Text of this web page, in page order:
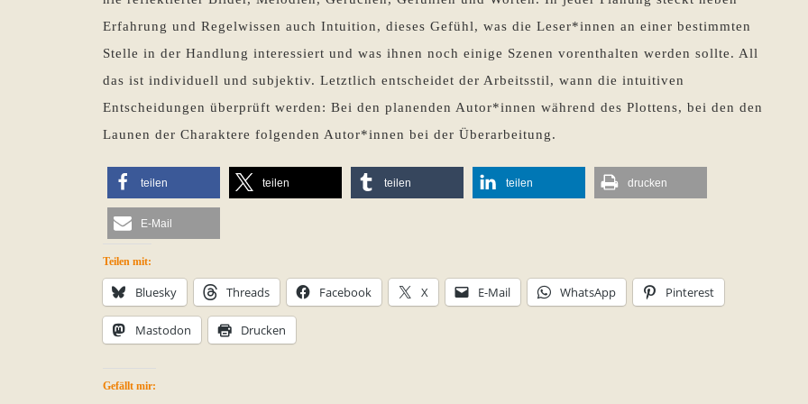
Erfahrung und Regelwissen auch Intuition, dieses Gefühl, was die Leser*innen an einer bestimmten
Stelle in der Handlung interessiert und was ihnen noch einige Szenen vorenthalten werden sollte. All
das ist individuell und subjektiv. Letztlich entscheidet der Arbeitsstil, wann die intuitiven
Entscheidungen überprüft werden: Bei den planenden Autor*innen während des Plottens, bei den den
Launen der Charaktere folgenden Autor*innen bei der Überarbeitung.
teilen teilen teilen teilen drucken
E-Mail
Teilen mit:
Bluesky Threads Facebook X E-Mail WhatsApp Pinterest
Mastodon Drucken
Gefällt mir: